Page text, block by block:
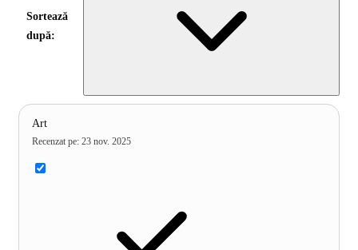
Sortează
după:
Art
Recenzat pe: 23 nov. 2025